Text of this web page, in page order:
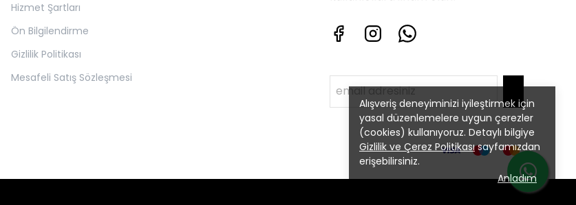
Alışveriş deneyiminizi iyileştirmek için
yasal düzenlemelere uygun çerezler
(cookies) kullanıyoruz. Detaylı bilgiye
Gizlilik ve Çerez Politikasısayfamızdan
erişebilirsiniz.
Anladım
Hizmet Şartları
Ön Bilgilendirme
Gizlilik Politikası
Mesafeli Satış Sözleşmesi